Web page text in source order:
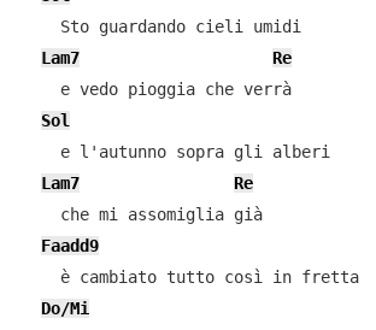
    Sto guardando cieli umidi
Lam7
Re
    e vedo pioggia che verrà
Sol
    e l'autunno sopra gli alberi
Lam7
Re
    che mi assomiglia già
Faadd9
    è cambiato tutto così in fretta
Do/Mi